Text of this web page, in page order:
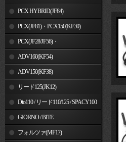
PCX HYBRID(JF84)
PCX(JF81)・PCX150(KF30)
PCX(JF28/JF56)・
PCX150(KF12/KF18)
ADV160(KF54)
ADV150(KF38)
リード125(JK12)
Dio110 / リード110/125 / SPACY100
GIORNO / BITE
フォルツァ(MF17)